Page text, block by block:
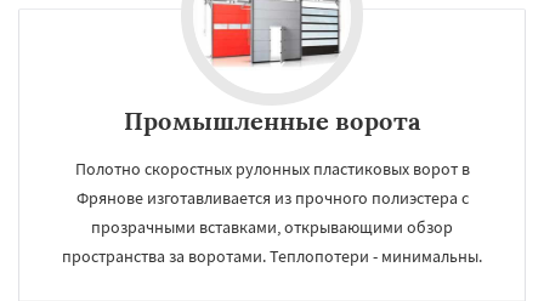
Промышленные ворота
Полотно скоростных рулонных пластиковых ворот в
Фрянове изготавливается из прочного полиэстера с
прозрачными вставками, открывающими обзор
пространства за воротами. Теплопотери - минимальны.